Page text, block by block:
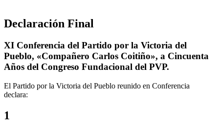
Declaración Final
XI Conferencia del Partido por la Victoria del
Pueblo, «Compañero Carlos Coitiño», a Cincuenta
Años del Congreso Fundacional del PVP.
El Partido por la Victoria del Pueblo reunido en Conferencia
declara:
1